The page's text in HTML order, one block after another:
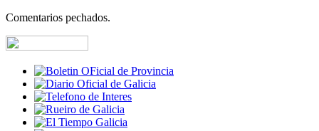
Comentarios pechados.